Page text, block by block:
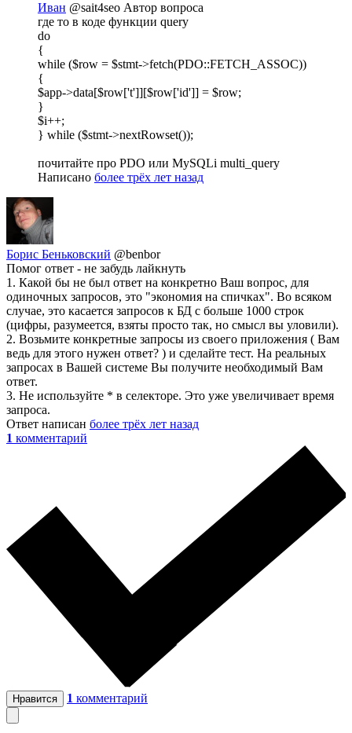
Иван @sait4seo Автор вопроса
где то в коде функции query
do
{
while ($row = $stmt->fetch(PDO::FETCH_ASSOC))
{
$app->data[$row['t']][$row['id']] = $row;
}
$i++;
} while ($stmt->nextRowset());
почитайте про PDO или MySQLi multi_query
Написано более трёх лет назад
Борис Беньковский @benbor
Помог ответ - не забудь лайкнуть
1. Какой бы не был ответ на конкретно Ваш вопрос, для
одиночных запросов, это "экономия на спичках". Во всяком
случае, это касается запросов к БД с больше 1000 строк
(цифры, разумеется, взяты просто так, но смысл вы уловили).
2. Возьмите конкретные запросы из своего приложения ( Вам
ведь для этого нужен ответ? ) и сделайте тест. На реальных
запросах в Вашей системе Вы получите необходимый Вам
ответ.
3. Не используйте * в селекторе. Это уже увеличивает время
запроса.
Ответ написан более трёх лет назад
1 комментарий
Нравится 1 комментарий